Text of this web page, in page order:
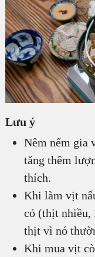
Lưu ý
Nêm nếm gia
tăng thêm
thích.
Khi làm vịt
cỏ (thịt nhiều,
thịt vì nó
Khi mua vịt